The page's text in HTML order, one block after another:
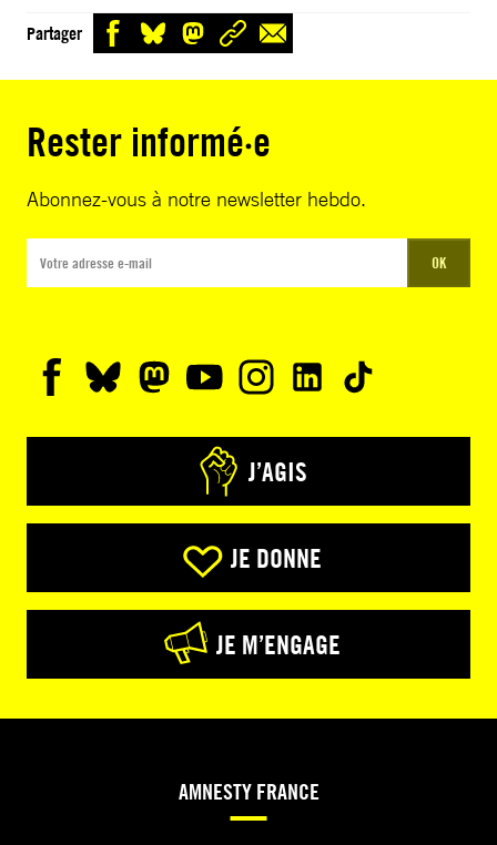
Partager
Rester informé·e
Abonnez-vous à notre newsletter hebdo.
OK
J’AGIS
JE DONNE
JE M’ENGAGE
AMNESTY FRANCE